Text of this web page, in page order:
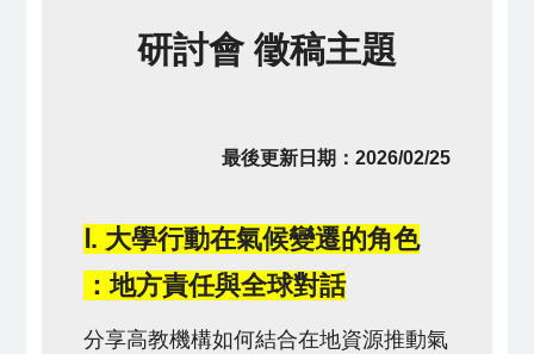
研討會 徵稿主題
最後更新日期：2026/02/25
Ⅰ. 大學行動在氣候變遷的角色
：地方責任與全球對話
分享高教機構如何結合在地資源推動氣